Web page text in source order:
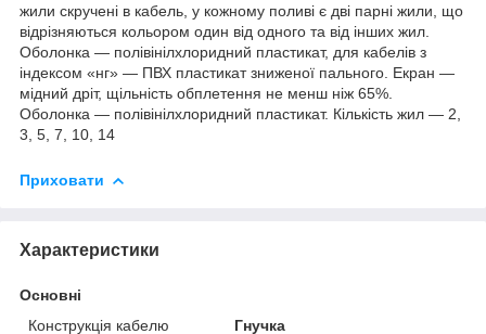
жили скручені в кабель, у кожному поливі є дві парні жили, що
відрізняються кольором один від одного та від інших жил.
Оболонка — полівінілхлоридний пластикат, для кабелів з
індексом «нг» — ПВХ пластикат зниженої пального. Екран —
мідний дріт, щільність обплетення не менш ніж 65%.
Оболонка — полівінілхлоридний пластикат. Кількість жил — 2,
3, 5, 7, 10, 14
Приховати
Характеристики
Основні
Конструкція кабелю
Гнучка